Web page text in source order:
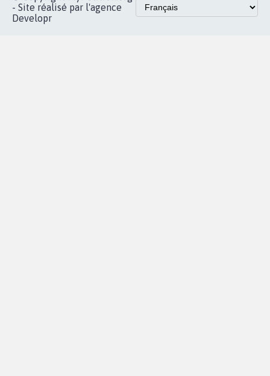
- Site réalisé par l'agence
Developr